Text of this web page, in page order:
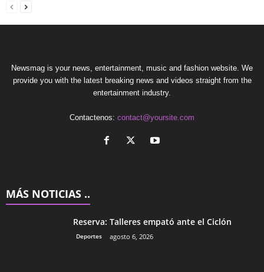
Newsmag is your news, entertainment, music and fashion website. We
provide you with the latest breaking news and videos straight from the
entertainment industry.
Contactenos: contact@yoursite.com
MÁS NOTICIAS ..
Reserva: Talleres empató ante el Ciclón
Deportes agosto 6, 2026